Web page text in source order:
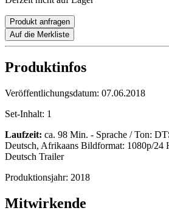
Produkt anfragen
Auf die Merkliste
Produktinfos
Veröffentlichungsdatum: 07.06.2018
Set-Inhalt: 1
Laufzeit: ca. 98 Min. - Sprache / Ton:
Deutsch, Afrikaans Bildformat: 1080p/24
Deutsch Trailer
Produktionsjahr: 2018
Mitwirkende